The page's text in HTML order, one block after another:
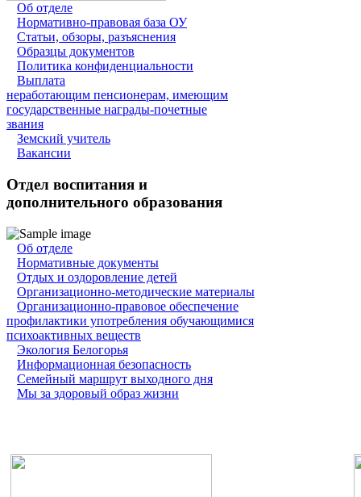
Об отделе
Нормативно-правовая база ОУ
Статьи, обзоры, разъяснения
Образцы документов
Политика конфиденциальности
Выплата
неработающим пенсионерам, имеющим
государственные награды-почетные
звания
Земский учитель
Вакансии
Отдел воспитания и
дополнительного образования
Об отделе
Нормативные документы
Отдых и оздоровление детей
Организационно-методические материалы
Организационно-правовое обеспечение
профилактики употребления обучающимися
психоактивных веществ
Экология Белогорья
Информационная безопасность
Семейный маршрут выходного дня
Мы за здоровый образ жизни